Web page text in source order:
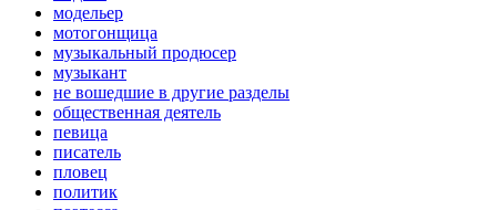
модельер
мотогонщица
музыкальный продюсер
музыкант
не вошедшие в другие разделы
общественная деятель
певица
писатель
пловец
политик